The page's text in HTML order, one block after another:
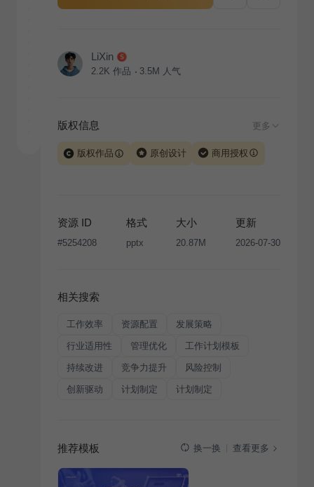
LiXin
2.2K 作品 3.5M 人气
版权信息 更多
版权作品 原创设计 商用授权
版权声明
条款，禁止任何形式的转让、出售或出租，未
经投权许可任何人不得擅自转载和分发，否则将接照我
资源 ID
#5254208
格式
pptx
大小
20.87M
更新
2026-07-30
相关搜索
工作效率 资源配置 发展策略
行业适用性 管理优化 工作计划模板
持续改进 竞争力提升 风险控制
创新驱动 计划制定 计划制定
推荐模板 换一换 查看更多